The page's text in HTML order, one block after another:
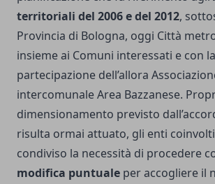
territoriali del 2006 e del 2012,
Provincia di Bologna, oggi Città
insieme ai Comuni interessati e con la
partecipazione dell’allora
intercomunale Area Bazzanese.
dimensionamento previsto
risulta ormai attuato, gli enti
condiviso la necessità di procedere
modifica puntuale per accogliere il